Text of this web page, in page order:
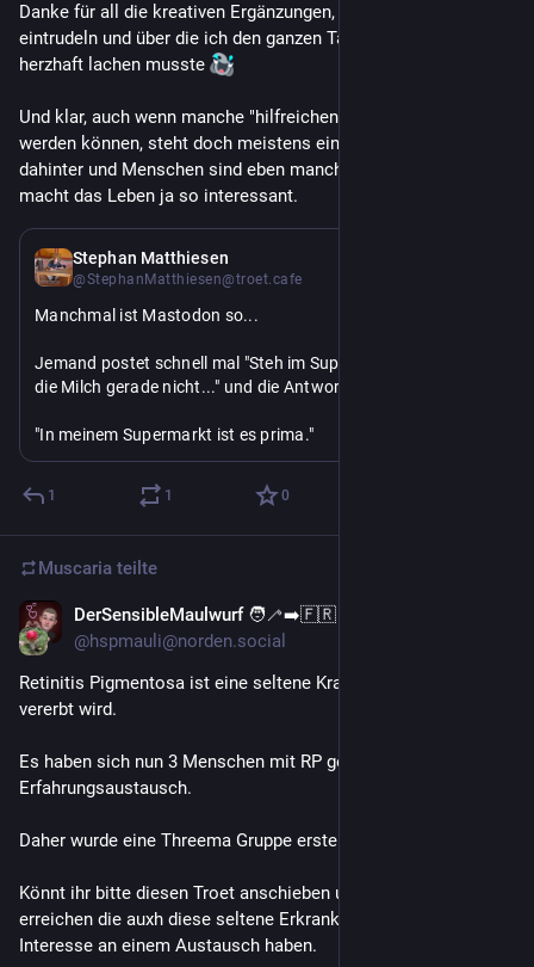
Danke für all die kreativen Ergänzungen, die immer noch
eintrudeln und über die ich den ganzen Tag immer wieder
herzhaft lachen musste
Und klar, auch wenn manche "hilfreichen" Kommentare lästig
werden können, steht doch meistens eine Hilfsbereitschaft
dahinter und Menschen sind eben manchmal etwas eigen, das
macht das Leben ja so interessant.
Stephan Matthiesen
@StephanMatthiesen@troet.cafe
Manchmal ist Mastodon so...
Jemand postet schnell mal "Steh im Supermarkt und finde
die Milch gerade nicht..." und die Antworten sind:
"In meinem Supermarkt ist es prima."
"Nimm vegane Hafermilch"
"Also ich halte einfach meine eigene Kuh auf dem Balkon,
ganz einfach. Ich musste dafür nur  das Haus völlig
umbauen."
der Weltrevolution ist auch dein Problem gelöst".
"Hauptsache, du kaufst mit dem Fahrrad und nicht mit dem
Auto ein."
1 1 0
Muscaria teilte
DerSensibleMaulwurf 🧑‍🦯‍➡️🇫🇷
@hspmauli@norden.social
Retinitis Pigmentosa ist eine seltene Krankheit die meist
vererbt wird.
Es haben sich nun 3 Menschen mit RP gefunden zum
Erfahrungsaustausch.
Daher wurde eine Threema Gruppe erstellt.
Könnt ihr bitte diesen Troet anschieben um hier Menschen zu
erreichen die auxh diese seltene Erkrankung haben und
Interesse an einem Austausch haben.